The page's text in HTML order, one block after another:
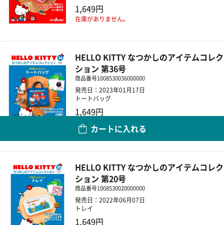
1,649円
在庫がありません。
HELLO KITTY なつかしのアイテムコレク
ション 第36号
商品番号1008530036000000
発売日：2023年01月17日
トートバッグ
1,649円
カートに入れる
HELLO KITTY なつかしのアイテムコレク
ション 第20号
商品番号1008530020000000
発売日：2022年06月07日
トレイ
1,649円